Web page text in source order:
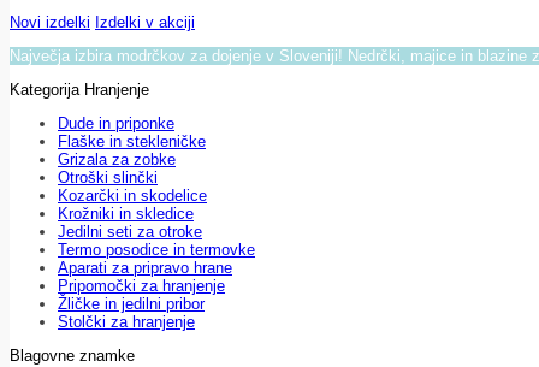
Novi izdelki Izdelki v akciji
Največja izbira modrčkov za dojenje v Sloveniji! Nedrčki, majice in blazine
Kategorija Hranjenje
Dude in priponke
Flaške in stekleničke
Grizala za zobke
Otroški slinčki
Kozarčki in skodelice
Krožniki in skledice
Jedilni seti za otroke
Termo posodice in termovke
Aparati za pripravo hrane
Pripomočki za hranjenje
Žličke in jedilni pribor
Stolčki za hranjenje
Blagovne znamke